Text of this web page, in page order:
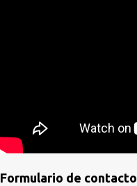
Formulario de contacto